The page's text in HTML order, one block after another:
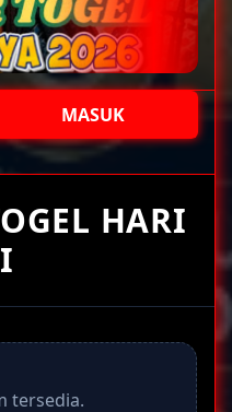
MASUK